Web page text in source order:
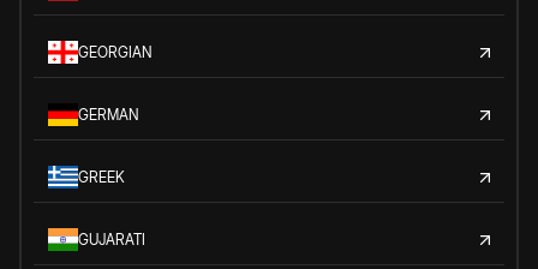
GEORGIAN
GERMAN
GREEK
GUJARATI